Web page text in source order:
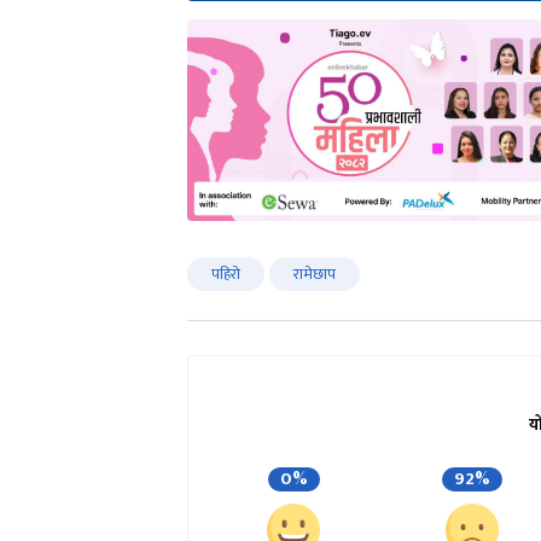
पहिरो रामेछाप
0% 92%